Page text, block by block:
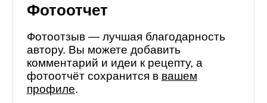
Фотоотчет
Фотоотзыв — лучшая благодарность
автору. Вы можете добавить
комментарий и идеи к рецепту, а
фотоотчёт сохранится в вашем
профиле.